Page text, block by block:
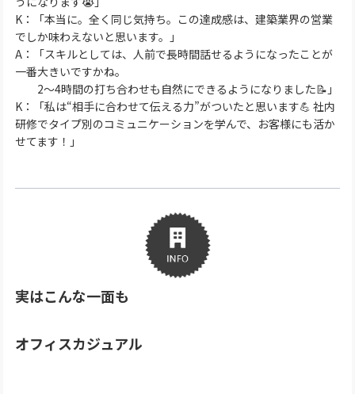
K：「本当に。全く同じ気持ち。この達成感は、建築業界の営業
でしか味わえないと思います。」
A：「スキルとしては、人前で長時間話せるようになったことが
一番大きいですかね。
2〜4時間の打ち合わせも自然にできるようになりました📝」
K：「私は“相手に合わせて伝える力”がついたと思います💪 社内
研修でタイプ別のコミュニケーションを学んで、お客様にも活か
せてます！」
実はこんな一面も
オフィスカジュアル